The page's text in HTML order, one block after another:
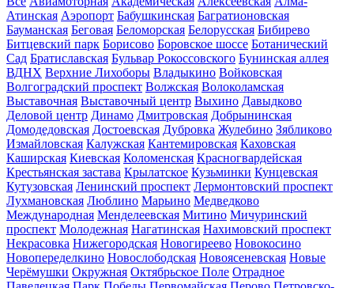
Атинская Аэропорт Бабушкинская Багратионовская
Бауманская Беговая Беломорская Белорусская Бибирево
Битцевский парк Борисово Боровское шоссе Ботанический
Сад Братиславская Бульвар Рокоссовского Бунинская аллея
ВДНХ Верхние Лихоборы Владыкино Войковская
Волгоградский проспект Волжская Волоколамская
Выставочная Выставочный центр Выхино Давыдково
Деловой центр Динамо Дмитровская Добрынинская
Домодедовская Достоевская Дубровка Жулебино Зябликово
Измайловская Калужская Кантемировская Каховская
Каширская Киевская Коломенская Красногвардейская
Крестьянская застава Крылатское Кузьминки Кунцевская
Кутузовская Ленинский проспект Лермонтовский проспект
Лухмановская Люблино Марьино Медведково
Международная Менделеевская Митино Мичуринский
проспект Молодежная Нагатинская Нахимовский проспект
Некрасовка Нижегородская Новогиреево Новокосино
Новопеределкино Новослободская Новоясеневская Новые
Черёмушки Окружная Октябрьское Поле Отрадное